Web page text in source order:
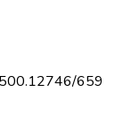
659